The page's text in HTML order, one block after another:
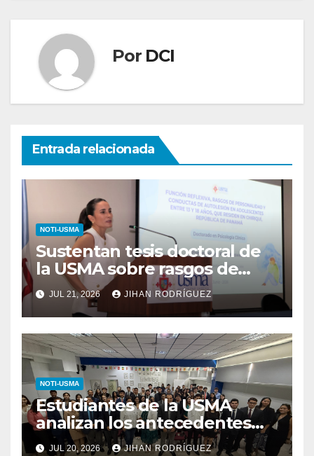
Por DCI
Entrada relacionada
NOTI-USMA
Sustentan tesis doctoral de
la USMA sobre rasgos de
personalidad y conductas de
autolesión en adolescentes
JUL 21, 2026 JIHAN RODRÍGUEZ
NOTI-USMA
Estudiantes de la USMA
analizan los antecedentes
del Derecho Romano junto a
JUL 20, 2026 JIHAN RODRÍGUEZ